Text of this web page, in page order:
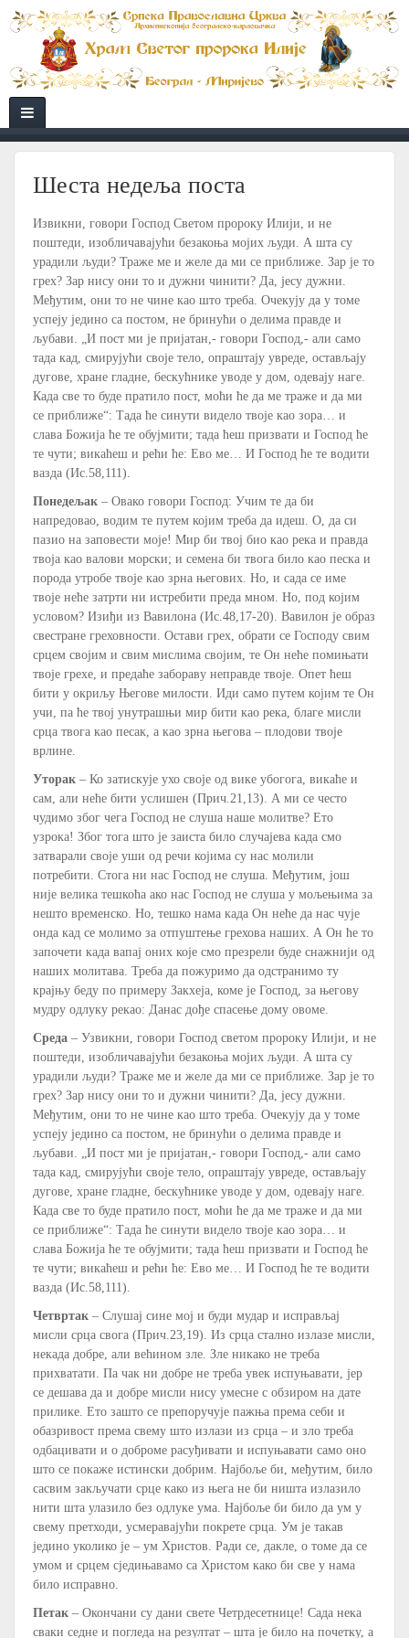
Шеста недеља поста
Извикни, говори Господ Светом пророку Илији, и не
поштеди, изобличавајући безакоња мојих људи. А шта су
урадили људи? Траже ме и желе да ми се приближе. Зар је то
грех? Зар нису они то и дужни чинити? Да, јесу дужни.
Међутим, они то не чине као што треба. Очекују да у томе
успеју једино са постом, не бринући о делима правде и
љубави. „И пост ми је пријатан,- говори Господ,- али само
тада кад, смирујући своје тело, опраштају увреде, остављају
дугове, хране гладне, бескућнике уводе у дом, одевају наге.
Када све то буде пратило пост, моћи ће да ме траже и да ми
се приближе“: Тада ће синути видело твоје као зора… и
слава Божија ће те обујмити; тада ћеш призвати и Господ ће
те чути; викаћеш и рећи ће: Ево ме… И Господ ће те водити
вазда (Ис.58,111).
Понедељак – Овако говори Господ: Учим те да би
напредовао, водим те путем којим треба да идеш. О, да си
пазио на заповести моје! Мир би твој био као река и правда
твоја као валови морски; и семена би твога било као песка и
порода утробе твоје као зрна његових. Но, и сада се име
твоје неће затрти ни истребити преда мном. Но, под којим
условом? Изиђи из Вавилона (Ис.48,17-20). Вавилон је образ
свестране греховности. Остави грех, обрати се Господу свим
срцем својим и свим мислима својим, те Он неће помињати
твоје грехе, и предаће забораву неправде твоје. Опет ћеш
бити у окриљу Његове милости. Иди само путем којим те Он
учи, па ће твој унутрашњи мир бити као река, благе мисли
срца твога као песак, а као зрна његова – плодови твоје
врлине.
Уторак – Ко затискује ухо своје од вике убогога, викаће и
сам, али неће бити услишен (Прич.21,13). А ми се често
чудимо због чега Господ не слуша наше молитве? Ето
узрока! Због тога што је заиста било случајева када смо
затварали своје уши од речи којима су нас молили
потребити. Стога ни нас Господ не слуша. Међутим, још
није велика тешкоћа ако нас Господ не слуша у мољењима за
нешто временско. Но, тешко нама када Он неће да нас чује
онда кад се молимо за отпуштење грехова наших. А Он ће то
започети када вапај оних које смо презрели буде снажнији од
наших молитава. Треба да пожуримо да одстранимо ту
крајњу беду по примеру Закхеја, коме је Господ, за његову
мудру одлуку рекао: Данас дође спасење дому овоме.
Среда – Узвикни, говори Господ светом пророку Илији, и не
поштеди, изобличавајући безакоња мојих људи. А шта су
урадили људи? Траже ме и желе да ми се приближе. Зар је то
грех? Зар нису они то и дужни чинити? Да, јесу дужни.
Међутим, они то не чине као што треба. Очекују да у томе
успеју једино са постом, не бринући о делима правде и
љубави. „И пост ми је пријатан,- говори Господ,- али само
тада кад, смирујући своје тело, опраштају увреде, остављају
дугове, хране гладне, бескућнике уводе у дом, одевају наге.
Када све то буде пратило пост, моћи ће да ме траже и да ми
се приближе“: Тада ће синути видело твоје као зора… и
слава Божија ће те обујмити; тада ћеш призвати и Господ ће
те чути; викаћеш и рећи ће: Ево ме… И Господ ће те водити
вазда (Ис.58,111).
Четвртак – Слушај сине мој и буди мудар и исправљај
мисли срца свога (Прич.23,19). Из срца стално излазе мисли,
некада добре, али већином зле. Зле никако не треба
прихватати. Па чак ни добре не треба увек испуњавати, јер
се дешава да и добре мисли нису умесне с обзиром на дате
прилике. Ето зашто се препоручује пажња према себи и
обазривост према свему што излази из срца – и зло треба
одбацивати и о доброме расуђивати и испуњавати само оно
што се покаже истински добрим. Најбоље би, међутим, било
сасвим закључати срце како из њега не би ништа излазило
нити шта улазило без одлуке ума. Најбоље би било да ум у
свему претходи, усмеравајући покрете срца. Ум је такав
једино уколико је – ум Христов. Ради се, дакле, о томе да се
умом и срцем сједињавамо са Христом како би све у нама
било исправно.
Петак – Окончани су дани свете Четрдесетнице! Сада нека
сваки седне и погледа на резултат – шта је било на почетку, а